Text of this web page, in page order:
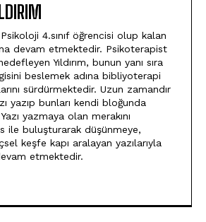
Psikoloji 4.sınıf öğrencisi olup kalan
devam etmektedir. Psikoterapist
Yıldırım, bunun yanı sıra
beslemek adına bibliyoterapi
sürdürmektedir. Uzun zamandır
yazıp bunları kendi bloğunda
yazmaya olan merakını
ile buluşturarak düşünmeye,
keşfe kapı aralayan yazılarıyla
etmektedir.